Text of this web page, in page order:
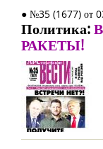
● №35 (1677) от
Политика:
РАКЕТЫ!